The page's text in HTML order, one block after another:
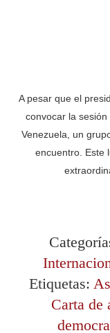
A pesar que el
convocar la
Venezuela, un
encuentro. Este
Etiquetas:
Carta de